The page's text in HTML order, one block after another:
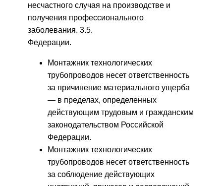
несчастного случая на производстве и
получения профессионального
заболевания. 3.5.
Федерации.
Монтажник технологических
трубопроводов несет ответственность
за причинение материального ущерба
— в пределах, определенных
действующим трудовым и гражданским
законодательством Российской
Федерации.
Монтажник технологических
трубопроводов несет ответственность
за соблюдение действующих